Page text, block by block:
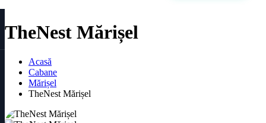
TheNest Mărișel
Acasă
Cabane
Mărișel
TheNest Mărișel